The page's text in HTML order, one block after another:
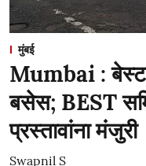
मुंबई
Mumbai :
बसेस; BEST
प्रस्तावांना मंजुरी
Swapnil S